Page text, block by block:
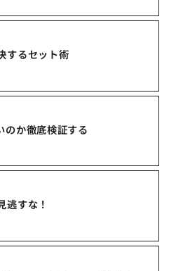
するセット術
のか徹底検証する
逃すな！